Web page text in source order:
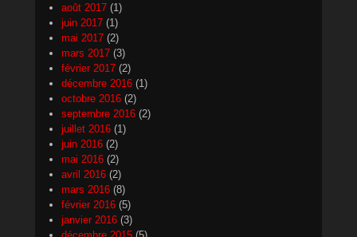
août 2017 (1)
juin 2017 (1)
mai 2017 (2)
mars 2017 (3)
février 2017 (2)
décembre 2016 (1)
octobre 2016 (2)
septembre 2016 (2)
juillet 2016 (1)
juin 2016 (2)
mai 2016 (2)
avril 2016 (2)
mars 2016 (8)
février 2016 (5)
janvier 2016 (3)